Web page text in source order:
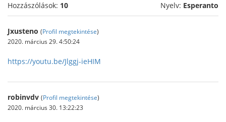
Hozzászólások: 10 Nyelv: Esperanto
Jxusteno (Profil megtekintése)
2020. március 29. 4:50:24
https://youtu.be/Jlggj-ieHIM
robinvdv (Profil megtekintése)
2020. március 30. 13:22:23